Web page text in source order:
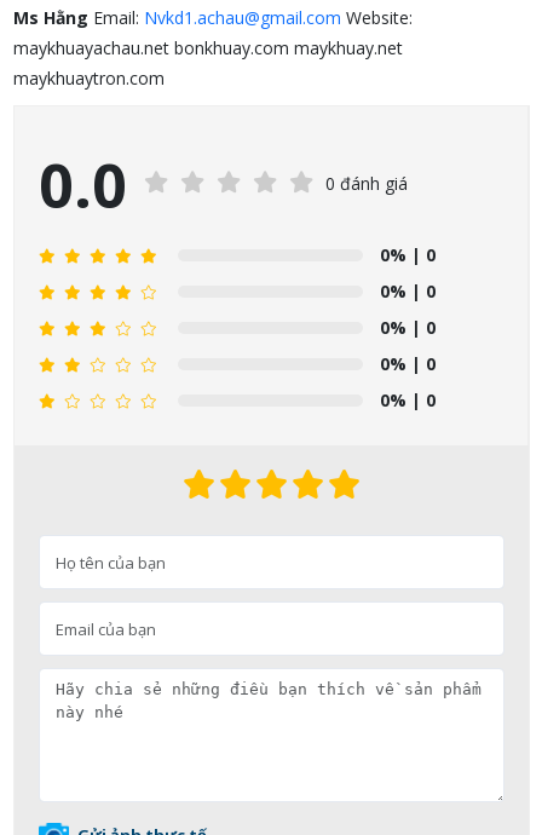
Ms Hằng Email: Nvkd1.achau@gmail.com Website:
maykhuayachau.net bonkhuay.com maykhuay.net
maykhuaytron.com
0.0 0 đánh giá
0% | 0
0% | 0
0% | 0
0% | 0
0% | 0